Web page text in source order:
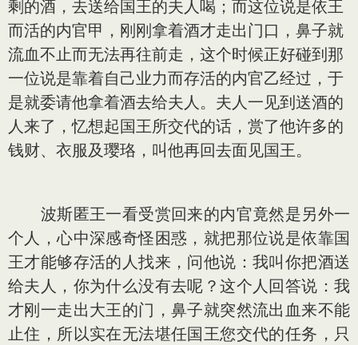
剩的酒，去送给国王的夫人喝；而这位说是依王
而活的内官甲，刚刚拿着酒才走出门口，鼻子就
流血不止而无法再往前走，这个时候正好碰到那
一位说是靠着自己业力而存活的内官乙经过，于
是就委请他拿着酒去给夫人。夫人一见到送酒的
人来了，忆想起国王所交代的话，赏了他许多的
钱财、衣服及璎珞，叫他再回去面见国王。
波斯匿王一看受赏回来的内官竟然是另外一
个人，心中深感奇怪困惑，就把那位说是依靠国
王才能够存活的人找来，问他说：我叫你把酒送
给夫人，你为什么没有去呢？这个人回答说：我
才刚一走出大王的门，鼻子就突然流出血来不能
止住，所以实在无法堪任国王您交代的任务，只